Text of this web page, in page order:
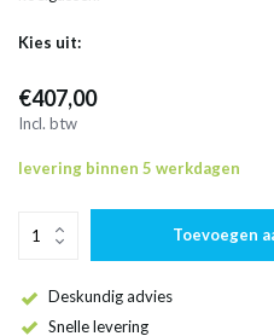
Kies uit:
€407,00
Incl. btw
levering binnen 5 werkdagen
Toevoegen
Deskundig advies
Snelle levering